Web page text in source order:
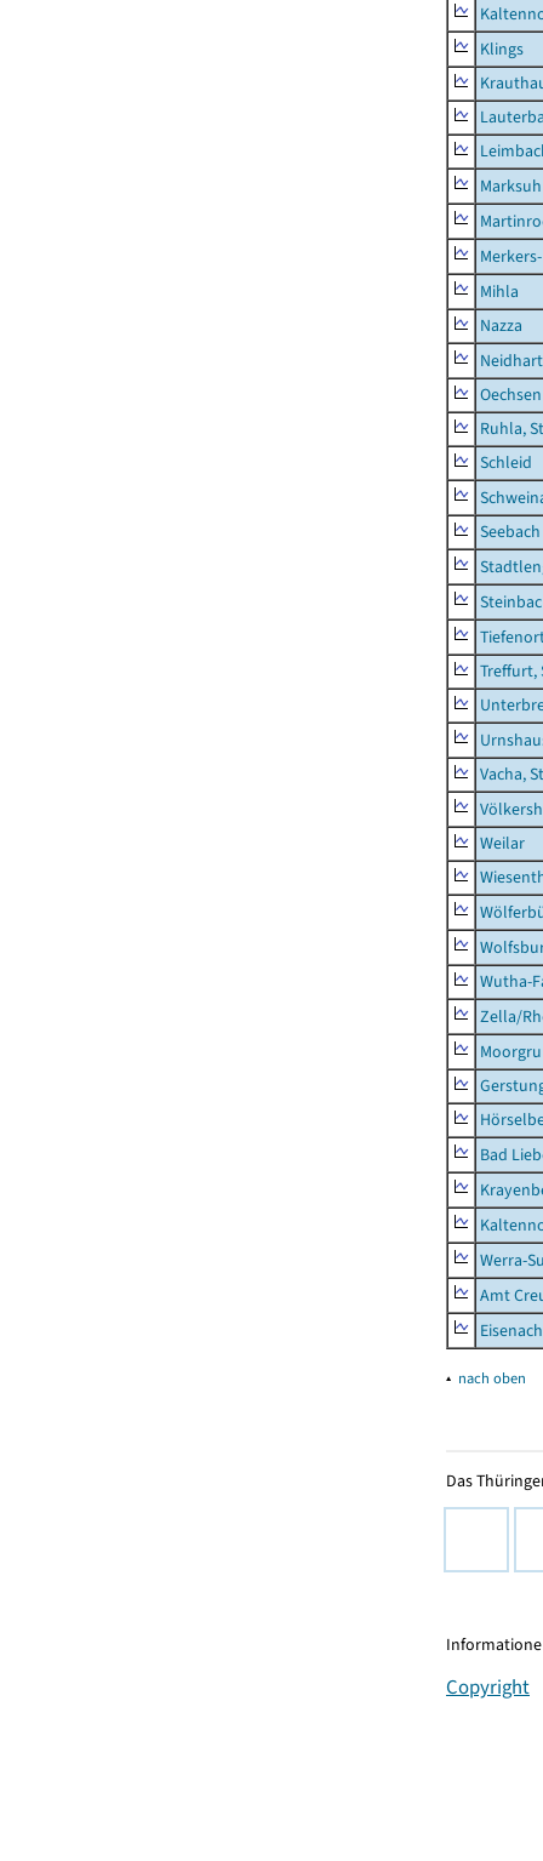
Klings
Mihla
Nazza
Oechsen
Ruhla,
Schleid
Seebach
Treffurt,
Vacha,
Weilar
Wutha-
Zella/
Bad
Werra-
Amt
▴ nach oben
Das
Copyright